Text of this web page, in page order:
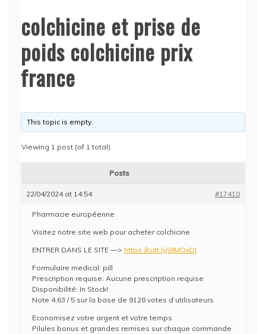
colchicine et prise de
poids colchicine prix
france
This topic is empty.
Viewing 1 post (of 1 total)
Posts
22/04/2024 at 14:54 #17410
Pharmacie européenne
Visitez notre site web pour acheter colchicine
ENTRER DANS LE SITE —> https://cutt.ly/j8MOxDI
Formulaire medical: pill
Prescription requise: Aucune prescription requise
Disponibilité: In Stock!
Note 4,63 / 5 sur la base de 9128 votes d’utilisateurs
Economisez votre argent et votre temps
Pilules bonus et grandes remises sur chaque commande